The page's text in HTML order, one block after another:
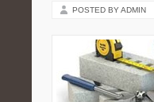
POSTED BY ADMIN